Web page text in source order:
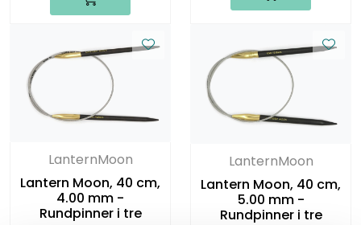
LanternMoon
Lantern Moon, 40 cm,
4.00 mm -
Rundpinner i tre
LanternMoon
Lantern Moon, 40 cm,
5.00 mm -
Rundpinner i tre